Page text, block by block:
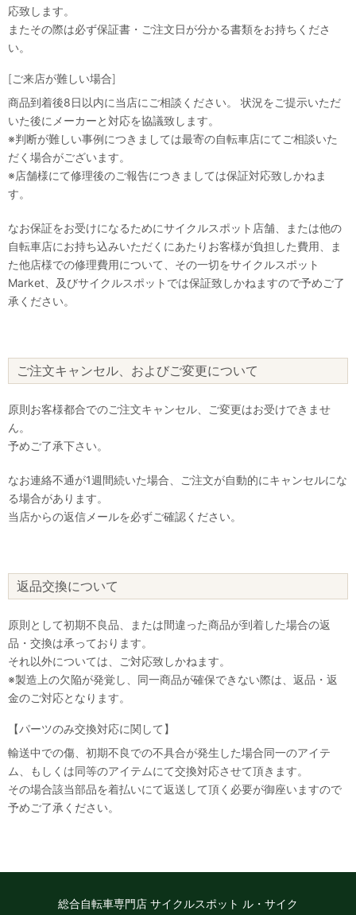
応致します。
またその際は必ず保証書・ご注文日が分かる書類をお持ちくださ
い。
[ご来店が難しい場合]
商品到着後8日以内に当店にご相談ください。 状況をご提示いただ
いた後にメーカーと対応を協議致します。
※判断が難しい事例につきましては最寄の自転車店にてご相談いた
だく場合がございます。
※店舗様にて修理後のご報告につきましては保証対応致しかねま
す。
なお保証をお受けになるためにサイクルスポット店舗、または他の
自転車店にお持ち込みいただくにあたりお客様が負担した費用、ま
た他店様での修理費用について、その一切をサイクルスポット
Market、及びサイクルスポットでは保証致しかねますので予めご了
承ください。
ご注文キャンセル、およびご変更について
原則お客様都合でのご注文キャンセル、ご変更はお受けできませ
ん。
予めご了承下さい。
なお連絡不通が1週間続いた場合、ご注文が自動的にキャンセルにな
る場合があります。
当店からの返信メールを必ずご確認ください。
返品交換について
原則として初期不良品、または間違った商品が到着した場合の返
品・交換は承っております。
それ以外については、ご対応致しかねます。
※製造上の欠陥が発覚し、同一商品が確保できない際は、返品・返
金のご対応となります。
【パーツのみ交換対応に関して】
輸送中での傷、初期不良での不具合が発生した場合同一のアイテ
ム、もしくは同等のアイテムにて交換対応させて頂きます。
その場合該当部品を着払いにて返送して頂く必要が御座いますので
予めご了承ください。
総合自転車専門店 サイクルスポット ル・サイク